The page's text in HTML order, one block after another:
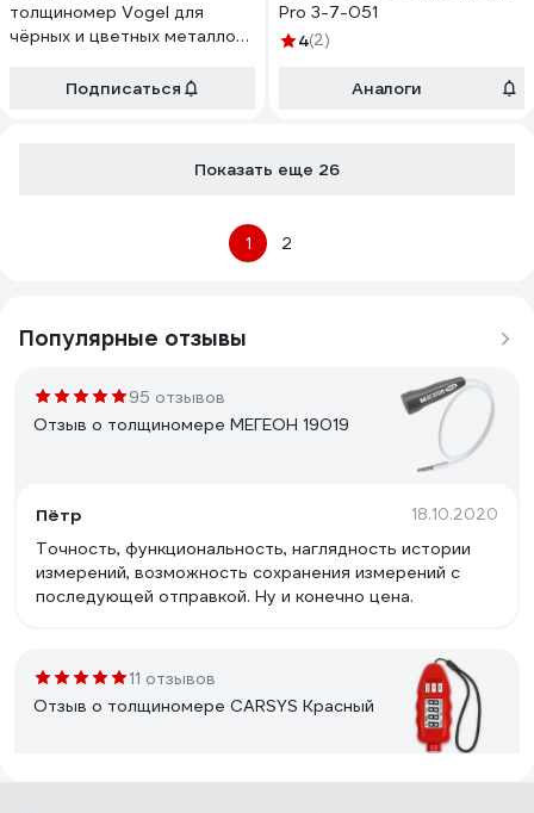
толщиномер Vogel для
чёрных и цветных металлов
Подписаться
Pro 3-7-051
4(2)
Аналоги
Показать еще 26
1 2
Популярные отзывы
95 отзывов
Отзыв о толщиномере МЕГЕОН 19019
Пётр 18.10.2020
Точность, функциональность, наглядность истории
измерений, возможность сохранения измерений с
последующей отправкой. Ну и конечно цена.
11 отзывов
Отзыв о толщиномере CARSYS Красный